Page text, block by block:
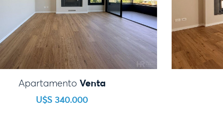
Apartamento Venta
U$S 340.000